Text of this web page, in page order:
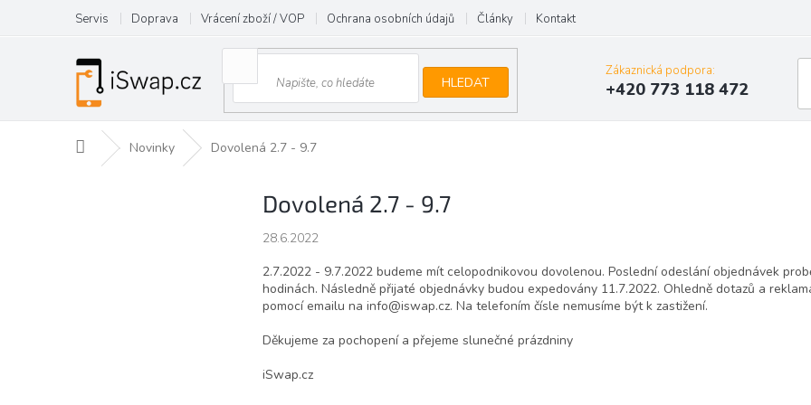
obsah
Servis Doprava Vrácení zboží / VOP Ochrana osobních údajů Články Kontakt
HLEDAT
Zákaznická podpora:
+420 773 118 472
Domů Novinky Dovolená 2.7 - 9.7
Dovolená 2.7 - 9.7
28.6.2022
2.7.2022 - 9.7.2022 budeme mít celopodnikovou dovolenou. Poslední odeslání objednávek
hodinách. Následně přijaté objednávky budou expedovány 11.7.2022. Ohledně dotazů a
pomocí emailu na info@iswap.cz. Na telefoním čísle nemusíme být k zastižení.
Děkujeme za pochopení a přejeme slunečné prázdniny
iSwap.cz